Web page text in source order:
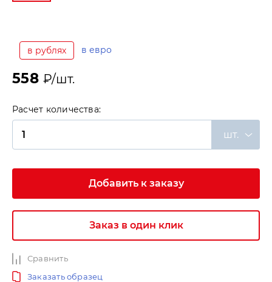
в рублях в евро
558₽/шт.
Расчет количества:
шт.
Добавить к заказу
Заказ в один клик
Сравнить
Заказать образец